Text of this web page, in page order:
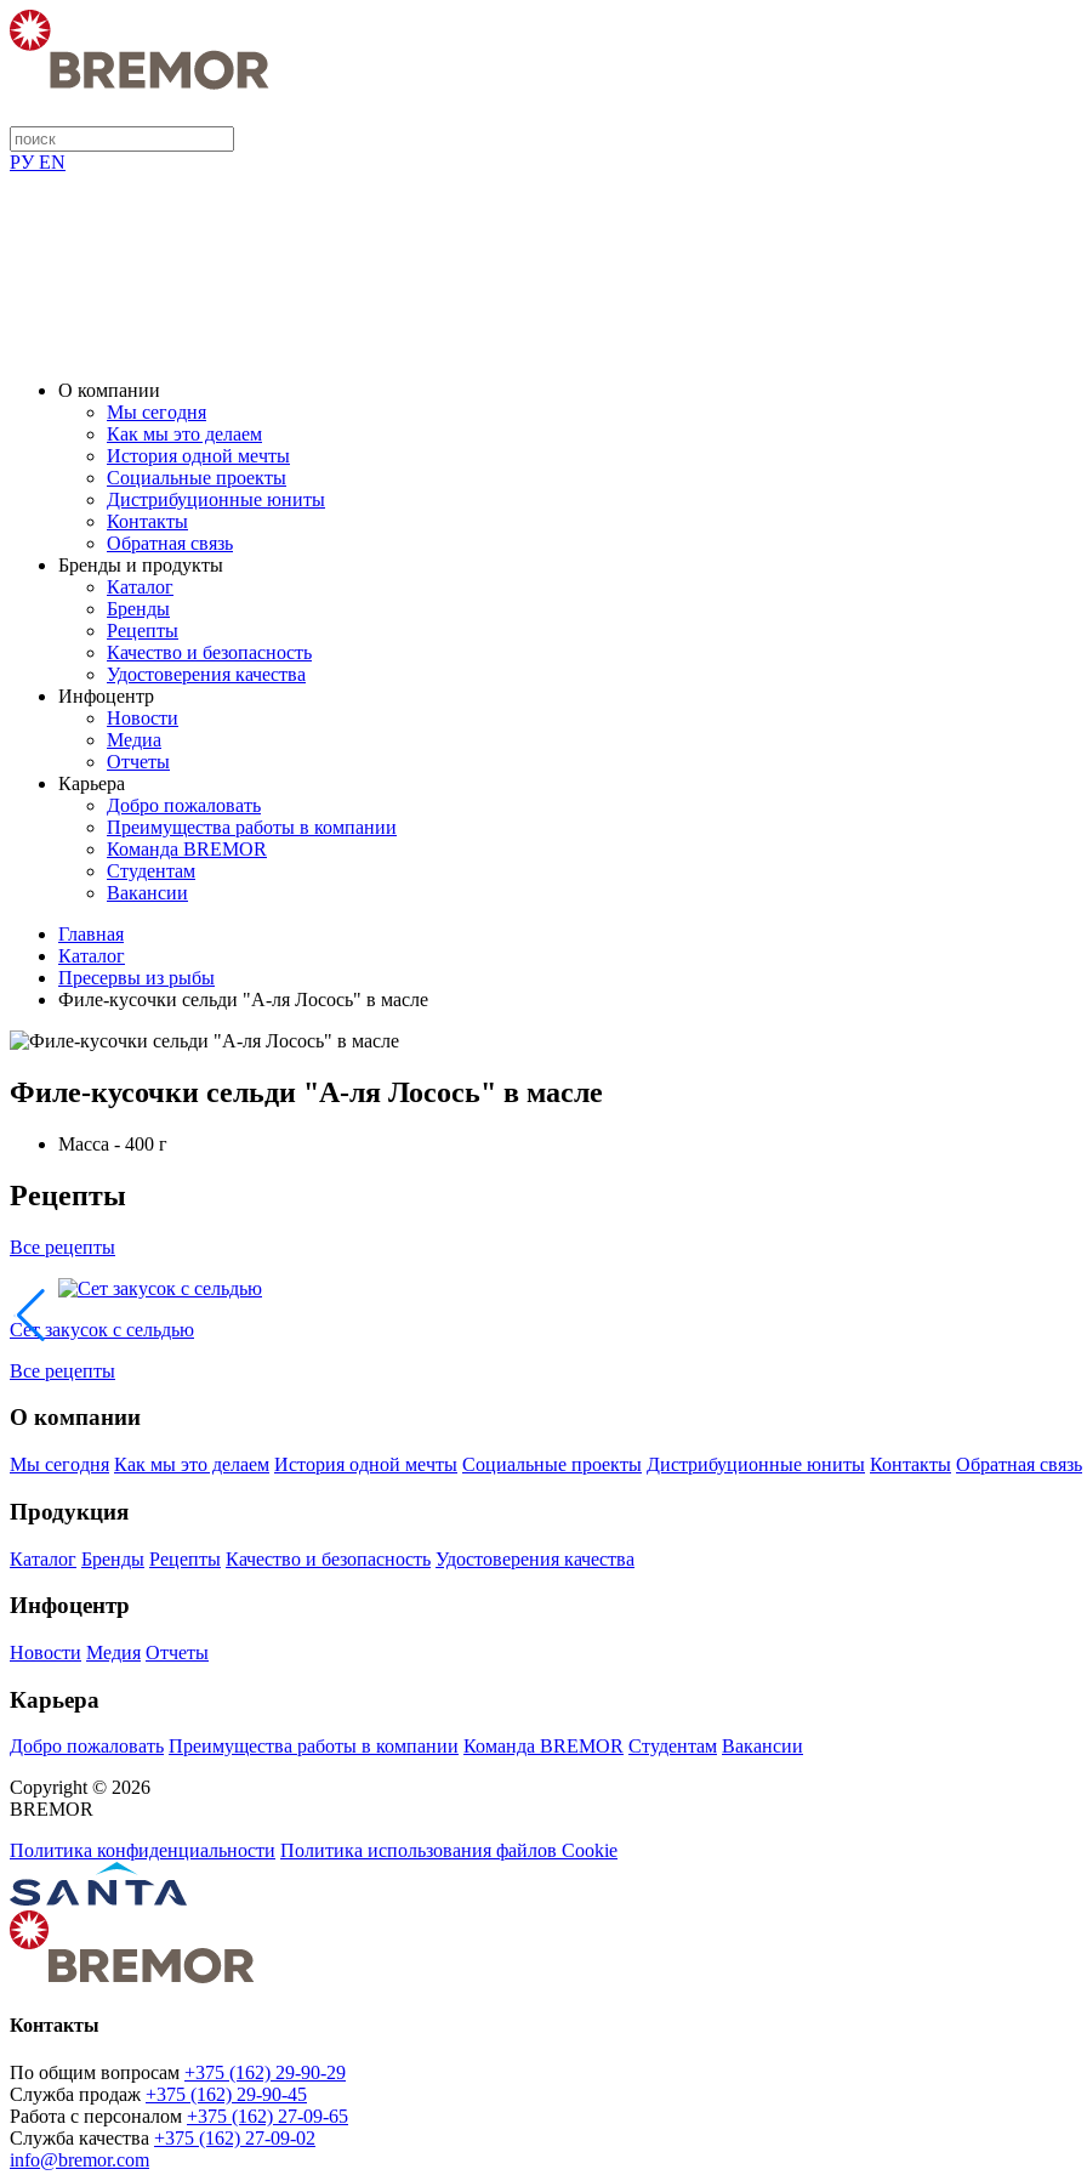
РУ EN
О компании
Мы сегодня
Как мы это делаем
История одной мечты
Социальные проекты
Дистрибуционные юниты
Контакты
Обратная связь
Бренды и продукты
Каталог
Бренды
Рецепты
Качество и безопасность
Удостоверения качества
Инфоцентр
Новости
Медиа
Отчеты
Карьера
Добро пожаловать
Преимущества работы в компании
Команда BREMOR
Студентам
Вакансии
Главная
Каталог
Пресервы из рыбы
Филе-кусочки сельди "А-ля Лосось" в масле
Филе-кусочки сельди "А-ля Лосось" в масле
Масса - 400 г
Рецепты
Все рецепты
Сет закусок с сельдью
Все рецепты
О компании
Мы сегодня Как мы это делаем История одной мечты Социальные проекты Дистрибуционные юниты Контакты Обратная связь
Продукция
Каталог Бренды Рецепты Качество и безопасность Удостоверения качества
Инфоцентр
Новости Медия Отчеты
Карьера
Добро пожаловать Преимущества работы в компании Команда BREMOR Студентам Вакансии
Copyright © 2026
BREMOR
Политика конфиденциальности Политика использования файлов Cookie
Контакты
По общим вопросам +375 (162) 29-90-29
Служба продаж +375 (162) 29-90-45
Работа с персоналом +375 (162) 27-09-65
Служба качества +375 (162) 27-09-02
info@bremor.com